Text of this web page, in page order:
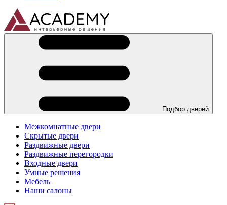
Подбор дверей
Межкомнатные двери
Скрытые двери
Раздвижные двери
Раздвижные перегородки
Входные двери
Умные решения
Мебель
Наши салоны